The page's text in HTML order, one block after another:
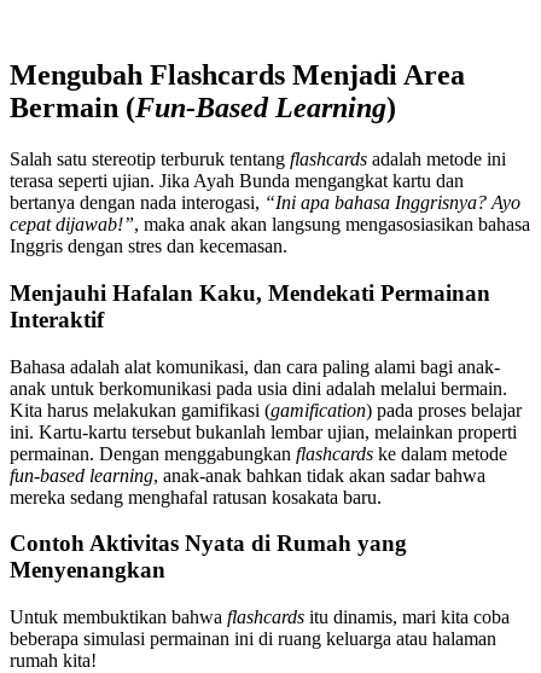
Mengubah Flashcards Menjadi Area
Bermain (Fun-Based Learning)
Salah satu stereotip terburuk tentang flashcards adalah metode ini
terasa seperti ujian. Jika Ayah Bunda mengangkat kartu dan
bertanya dengan nada interogasi, “Ini apa bahasa Inggrisnya? Ayo
cepat dijawab!”, maka anak akan langsung mengasosiasikan bahasa
Inggris dengan stres dan kecemasan.
Menjauhi Hafalan Kaku, Mendekati Permainan
Interaktif
Bahasa adalah alat komunikasi, dan cara paling alami bagi anak-
anak untuk berkomunikasi pada usia dini adalah melalui bermain.
Kita harus melakukan gamifikasi (gamification) pada proses belajar
ini. Kartu-kartu tersebut bukanlah lembar ujian, melainkan properti
permainan. Dengan menggabungkan flashcards ke dalam metode
fun-based learning, anak-anak bahkan tidak akan sadar bahwa
mereka sedang menghafal ratusan kosakata baru.
Contoh Aktivitas Nyata di Rumah yang
Menyenangkan
Untuk membuktikan bahwa flashcards itu dinamis, mari kita coba
beberapa simulasi permainan ini di ruang keluarga atau halaman
rumah kita!